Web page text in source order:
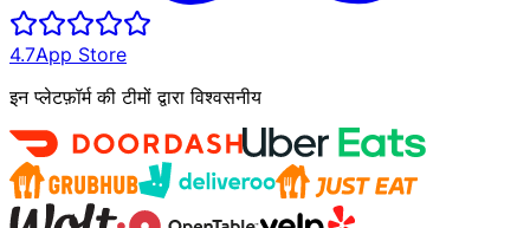
4.7App Store
इन प्लेटफ़ॉर्म की टीमों द्वारा विश्वसनीय